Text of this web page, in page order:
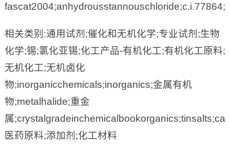
相关类别:通用试剂;催化和无机化学;专业试剂;生物
化学;锡;氯化亚锡;化工产品-有机化工;有机化工原料;
无机化工;无机卤化
物;inorganicchemicals;inorganics;金属有机
物;metalhalide;重金
属
医药原料;添加剂;化工材料